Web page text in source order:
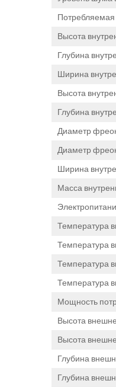
Высота
Глубина
Ширина
Высота
Глубина
Диаметр
Диаметр
Ширина
Масса
Температура
Температура
Температура
Температура
Мощность
Высота
Высота
Глубина
Глубина